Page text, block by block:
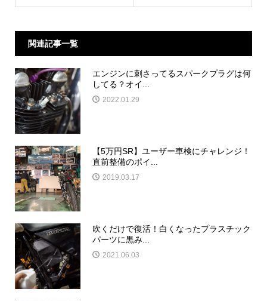
関連記事一覧
エンジンに刺さってるスパークプラグは何
してる？オイ...
2022.01.29
【5万円SR】ユーザー車検にチャレンジ！
直前整備のポイ...
2019.03.17
吹くだけで復活！白くなったプラスチック
パーツに黒み...
2021.06.03